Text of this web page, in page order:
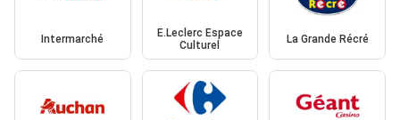
Intermarché
E.Leclerc Espace
Culturel
La Grande Récré